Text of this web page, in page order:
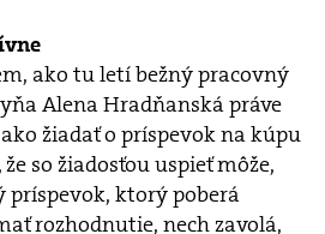
ako tu letí bežný pracovný
Alena Hradňanská práve
žiadať o príspevok na kúpu
so žiadosťou uspieť môže,
príspevok, ktorý poberá
rozhodnutie, nech zavolá,